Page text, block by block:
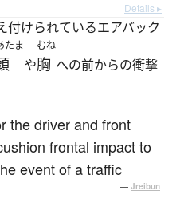
Details ▸
付けられているエアバック
たま
や
むね
胸 への前からの衝撃
the driver and front
frontal impact to
event of a traffic
— Jreibun